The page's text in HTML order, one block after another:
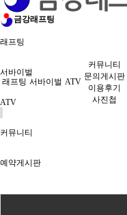
금강래프팅
래프팅
서바이벌
ATV
커뮤니티
예약게시판
래프팅 서바이벌 ATV
커뮤니티
문의게시판
이용후기
사진첩